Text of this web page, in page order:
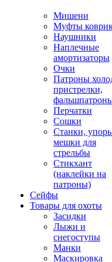
Мишени
Муфты
Наушники
Наплечные
амортизаторы
Очки
Патроны
пристрелки,
Перчатки
Сошки
Станки,
мешки для
стрельбы
Стикхант
(наклейки на
патроны)
Сейфы
Товары для охоты
Засидки
Лыжи и
снегоступы
Манки
Маскировка